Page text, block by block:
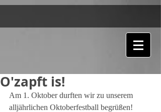
O'zapft is!
Am 1. Oktober durften wir zu unserem
alljährlichen Oktoberfestball begrüßen!